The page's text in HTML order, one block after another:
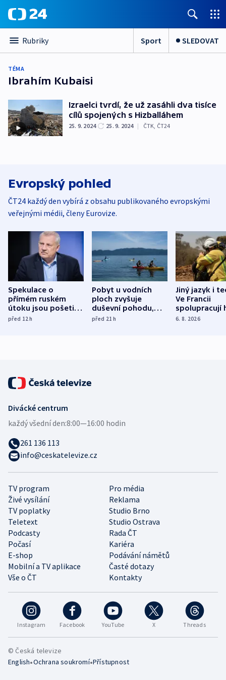
Rubriky Sport SLEDOVAT
TÉMA
Ibrahím Kubaisi
Izraelci tvrdí, že už zasáhli dva tisíce
cílů spojených s Hizballáhem
25. 9. 2024 25. 9. 2024 | ČTK, ČT24
Evropský pohled
ČT24 každý den vybírá z obsahu publikovaného evropskými
veřejnými médii, členy Eurovize.
Spekulace o
přímém ruském
útoku jsou pošetilé,
míní estonský
před 12h
Pobyt u vodních
ploch zvyšuje
duševní pohodu,
ukázala
před 21h
Jiný jazyk i
Ve Francii
spolupracují
různých zemí
6. 8. 2026
Instagram Facebook YouTube X Threads
TV program
Pro média
Živé vysílání
Reklama
TV poplatky
Studio Brno
Teletext
Studio Ostrava
Podcasty
Rada ČT
Počasí
Kariéra
E-shop
Podávání námětů
Mobilní a TV aplikace
Časté dotazy
Vše o ČT
Kontakty
Divácké centrum
každý všední den:8:00—16:00 hodin
261 136 113
info@ceskatelevize.cz
© Česká televize
English•Ochrana soukromí•Přístupnost